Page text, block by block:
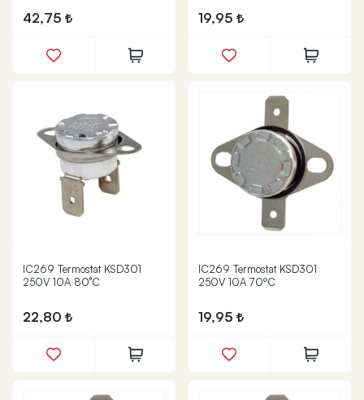
42,75 19,95
IC269 Termostat KSD301
250V 10A 80°C
22,80
IC269 Termostat KSD301
250V 10A 70ºC
19,95